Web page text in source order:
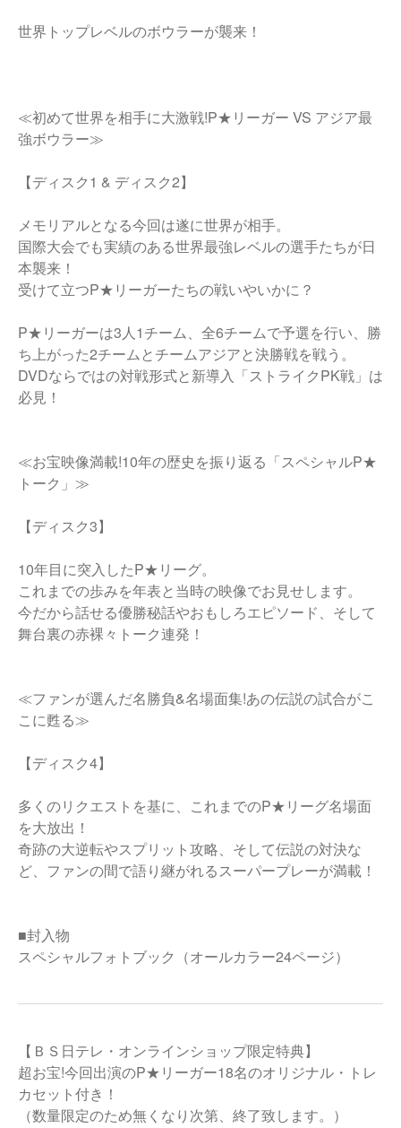
世界トップレベルのボウラーが襲来！
≪初めて世界を相手に大激戦!P★リーガー VS アジア最
強ボウラー≫
【ディスク1 & ディスク2】
メモリアルとなる今回は遂に世界が相手。
国際大会でも実績のある世界最強レベルの選手たちが日
本襲来！
受けて立つP★リーガーたちの戦いやいかに？
P★リーガーは3人1チーム、全6チームで予選を行い、勝
ち上がった2チームとチームアジアと決勝戦を戦う。
DVDならではの対戦形式と新導入「ストライクPK戦」は
必見！
≪お宝映像満載!10年の歴史を振り返る「スペシャルP★
トーク」≫
【ディスク3】
10年目に突入したP★リーグ。
これまでの歩みを年表と当時の映像でお見せします。
今だから話せる優勝秘話やおもしろエピソード、そして
舞台裏の赤裸々トーク連発！
≪ファンが選んだ名勝負&名場面集!あの伝説の試合がこ
こに甦る≫
【ディスク4】
多くのリクエストを基に、これまでのP★リーグ名場面
を大放出！
奇跡の大逆転やスプリット攻略、そして伝説の対決な
ど、ファンの間で語り継がれるスーパープレーが満載！
■封入物
スペシャルフォトブック（オールカラー24ページ）
【ＢＳ日テレ・オンラインショップ限定特典】
超お宝!今回出演のP★リーガー18名のオリジナル・トレ
カセット付き！
（数量限定のため無くなり次第、終了致します。）